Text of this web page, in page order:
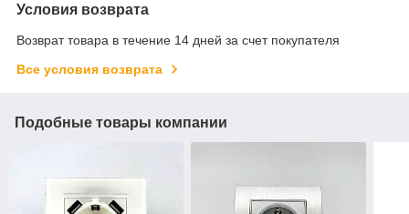
Условия возврата
Возврат товара в течение 14 дней за счет покупателя
Все условия возврата
Подобные товары компании